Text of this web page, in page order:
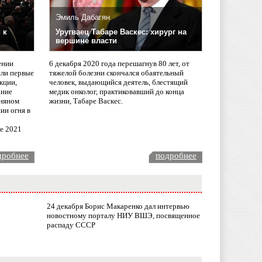
к
первые
огня в
2021
Эмиль Дабагян
Уругваец Табаре Васкес: хирург на
вершине власти
6 декабря 2020 года перешагнув 80 лет, от
тяжелой болезни скончался обаятельный
человек, выдающийся деятель, блестящий
медик онколог, практиковавший до конца
жизни, Табаре Васкес.
подробнее
24 декабря Борис Макаренко дал интервью
новостному порталу НИУ ВШЭ, посвященное
распаду СССР